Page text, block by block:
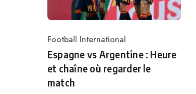
Category
Football International
Espagne vs Argentine : Heure
et chaîne où regarder le
match